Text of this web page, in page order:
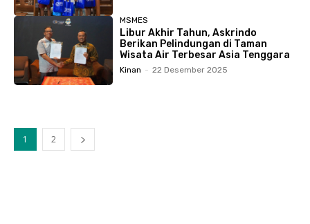
MSMES
Libur Akhir Tahun, Askrindo
Berikan Pelindungan di Taman
Wisata Air Terbesar Asia Tenggara
Kinan - 22 Desember 2025
1 2